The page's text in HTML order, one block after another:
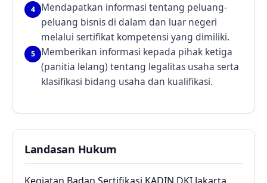
4
Mendapatkan informasi tentang peluang-
peluang bisnis di dalam dan luar negeri
melalui sertifikat kompetensi yang dimiliki.
5
Memberikan informasi kepada pihak ketiga
(panitia lelang) tentang legalitas usaha serta
klasifikasi bidang usaha dan kualifikasi.
Landasan Hukum